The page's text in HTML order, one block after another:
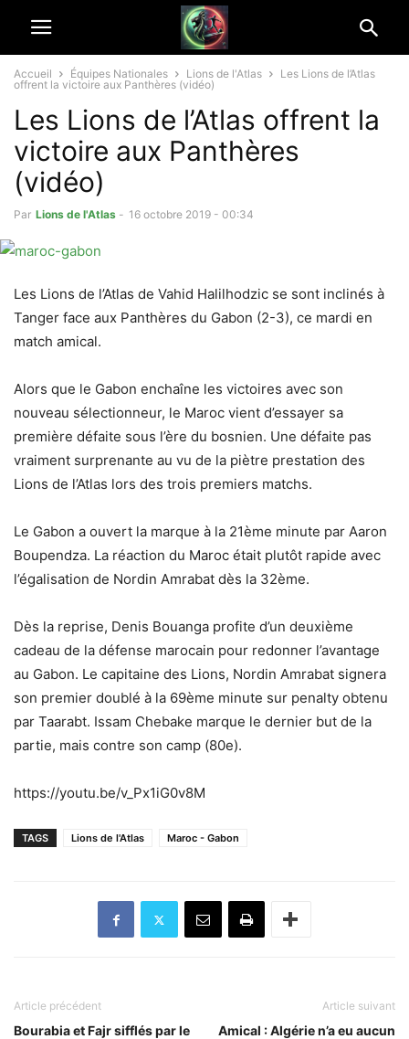
Accueil Équipes Nationales Lions de l'Atlas
Les Lions de l’Atlas
offrent la victoire aux Panthères (vidéo)
Les Lions de l’Atlas offrent la
victoire aux Panthères
(vidéo)
Par Lions de l'Atlas - 16 octobre 2019 - 00:34
Les Lions de l’Atlas de Vahid Halilhodzic se sont inclinés à
Tanger face aux Panthères du Gabon (2-3), ce mardi en
match amical.
Alors que le Gabon enchaîne les victoires avec son
nouveau sélectionneur, le Maroc vient d’essayer sa
première défaite sous l’ère du bosnien. Une défaite pas
vraiment surprenante au vu de la piètre prestation des
Lions de l’Atlas lors des trois premiers matchs.
Le Gabon a ouvert la marque à la 21ème minute par Aaron
Boupendza. La réaction du Maroc était plutôt rapide avec
l’égalisation de Nordin Amrabat dès la 32ème.
Dès la reprise, Denis Bouanga profite d’un deuxième
cadeau de la défense marocain pour redonner l’avantage
au Gabon. Le capitaine des Lions, Nordin Amrabat signera
son premier doublé à la 69ème minute sur penalty obtenu
par Taarabt. Issam Chebake marque le dernier but de la
partie, mais contre son camp (80e).
https://youtu.be/v_Px1iG0v8M
TAGS Lions de l'Atlas Maroc - Gabon
Article précédent
Bourabia et Fajr sifflés par le
Article suivant
Amical : Algérie n’a eu aucun